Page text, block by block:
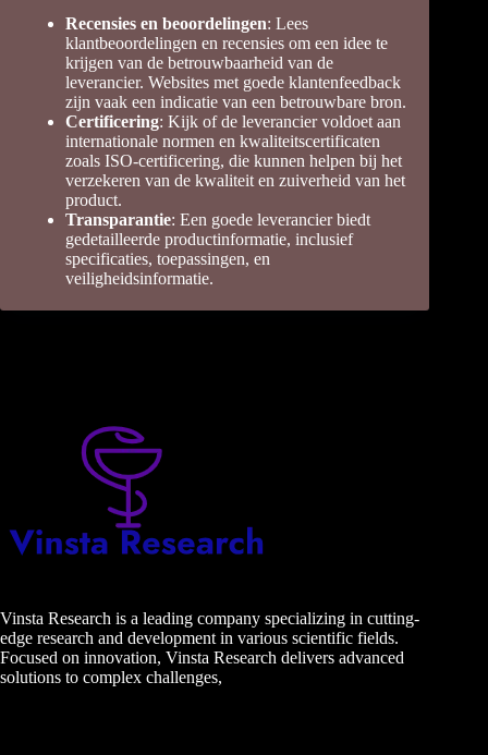
Recensies en beoordelingen: Lees
klantbeoordelingen en recensies om een idee te
krijgen van de betrouwbaarheid van de
leverancier. Websites met goede klantenfeedback
zijn vaak een indicatie van een betrouwbare bron.
Certificering: Kijk of de leverancier voldoet aan
internationale normen en kwaliteitscertificaten
zoals ISO-certificering, die kunnen helpen bij het
verzekeren van de kwaliteit en zuiverheid van het
product.
Transparantie: Een goede leverancier biedt
gedetailleerde productinformatie, inclusief
specificaties, toepassingen, en
veiligheidsinformatie.
Vinsta Research is a leading company specializing in cutting-
edge research and development in various scientific fields.
Focused on innovation, Vinsta Research delivers advanced
solutions to complex challenges,